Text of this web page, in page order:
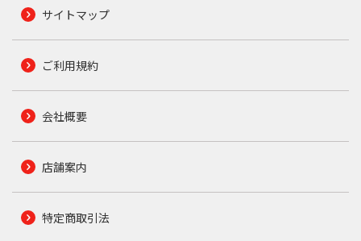
サイトマップ
ご利用規約
会社概要
店舗案内
特定商取引法